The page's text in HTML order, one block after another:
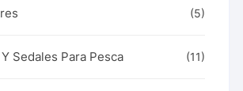
(5)
Sedales Para Pesca (11)